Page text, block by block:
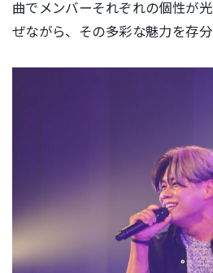
曲でメンバーそれぞれの個性が
ぜながら、その多彩な魅力を存分